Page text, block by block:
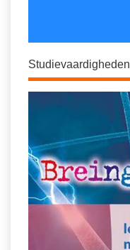
Studievaardigheden